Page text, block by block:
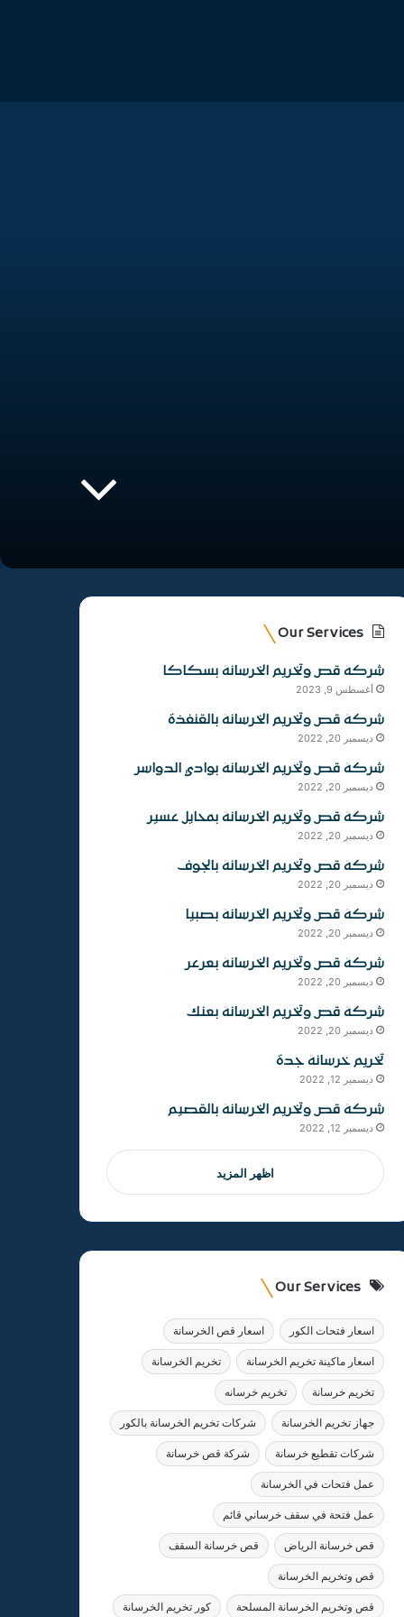
Our Services
شركة قص وتخريم الخرسانة بسكاكا
أغسطس 9, 2023
شركة قص وتخريم الخرسانة بالقنفذة
ديسمبر 20, 2022
شركة قص وتخريم الخرسانة بوادي الدواسر
ديسمبر 20, 2022
شركة قص وتخريم الخرسانة بمحايل عسير
ديسمبر 20, 2022
شركة قص وتخريم الخرسانة بالجوف
ديسمبر 20, 2022
شركة قص وتخريم الخرسانة بصبيا
ديسمبر 20, 2022
شركة قص وتخريم الخرسانة بعرعر
ديسمبر 20, 2022
شركة قص وتخريم الخرسانة بعنك
ديسمبر 20, 2022
تخريم خرسانة جدة
ديسمبر 12, 2022
شركة قص وتخريم الخرسانة بالقصيم
ديسمبر 12, 2022
اظهر المزيد
Our Services
اسعار فتحات الكور اسعار قص الخرسانة
اسعار ماكينة تخريم الخرسانة تخريم الخرسانة
تخريم خرسانة تخريم خرسانه
جهاز تخريم الخرسانة شركات تخريم الخرسانة بالكور
شركات تقطيع خرسانة شركة قص خرسانة
عمل فتحات في الخرسانة
عمل فتحة في سقف خرساني قائم
قص خرسانة الرياض قص خرسانة السقف
قص وتخريم الخرسانة
قص وتخريم الخرسانة المسلحة كور تخريم الخرسانة